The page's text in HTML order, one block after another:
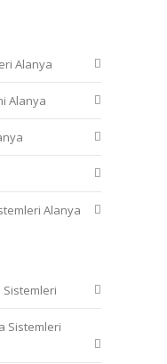
Alanya
Alanya
Alanya
Sistemleri
Sistemleri